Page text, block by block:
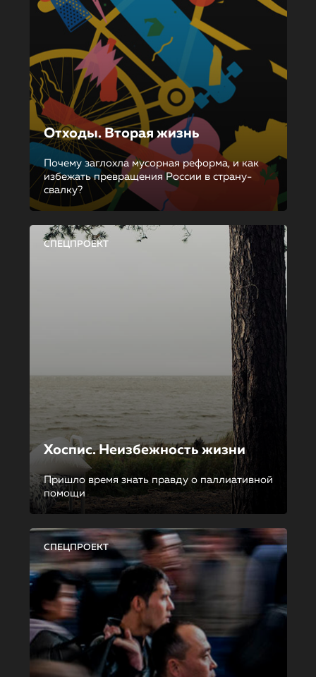
Отходы. Вторая жизнь
Почему заглохла мусорная реформа, и как
избежать превращения России в страну-
свалку?
СПЕЦПРОЕКТ
Хоспис. Неизбежность жизни
Пришло время знать правду о паллиативной
помощи
СПЕЦПРОЕКТ